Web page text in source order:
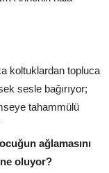
koltuklardan topluca
sesle bağırıyor;
tahammülü
ağlamasını
ne oluyor?